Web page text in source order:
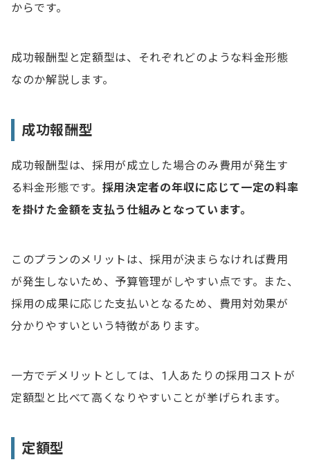
導入・運用コストを抑えながらハイスキル人材を確
ダイレクトリクルーティングサービスの選び方
ダイレクトリクルーティングの導入前にすべき準備
採用における課題を明確にする
社内体制を整える
ダイレクトリクルーティングの費用に関するよくある質
からです。
成功報酬型と定額型は、それぞれどのような料金形態
なのか解説します。
成功報酬型
成功報酬型は、採用が成立した場合のみ費用が発生す
る料金形態です。 採用決定者の年収に応じて一定の料率
を掛けた金額を支払う仕組みとなっています。
このプランのメリットは、採用が決まらなければ費用
が発生しないため、予算管理がしやすい点です。また、
採用の成果に応じた支払いとなるため、費用対効果が
分かりやすいという特徴があります。
一方でデメリットとしては、1人あたりの採用コストが
定額型と比べて高くなりやすいことが挙げられます。
定額型